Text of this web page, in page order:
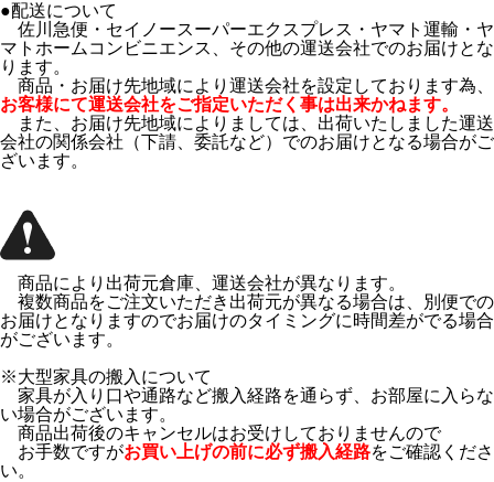
●配送について
佐川急便・セイノースーパーエクスプレス・ヤマト運輸・ヤ
マトホームコンビニエンス、その他の運送会社でのお届けとな
ります。
商品・お届け先地域により運送会社を設定しております為、
お客様にて運送会社をご指定いただく事は出来かねます。
また、お届け先地域によりましては、出荷いたしました運送
会社の関係会社（下請、委託など）でのお届けとなる場合がご
ざいます。
商品により出荷元倉庫、運送会社が異なります。
複数商品をご注文いただき出荷元が異なる場合は、別便での
お届けとなりますのでお届けのタイミングに時間差がでる場合
がございます。
※大型家具の搬入について
家具が入り口や通路など搬入経路を通らず、お部屋に入らな
い場合がございます。
商品出荷後のキャンセルはお受けしておりませんので
お手数ですがお買い上げの前に必ず搬入経路をご確認くださ
い。